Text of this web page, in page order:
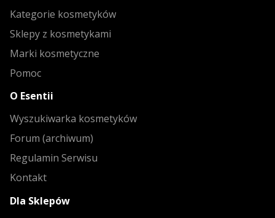
Kategorie kosmetyków
Sklepy z kosmetykami
Marki kosmetyczne
Pomoc
O Esentii
Wyszukiwarka kosmetyków
Forum (archiwum)
Regulamin Serwisu
Kontakt
Dla Sklepów